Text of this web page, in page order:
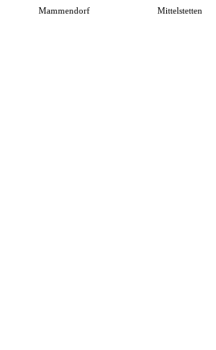
Mammendorf Mittelstetten